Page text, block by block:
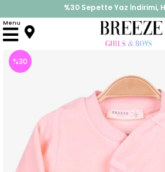
%30 Sepette Yaz İndirimi,
İndirimlere ek %10 İndirimi Kap,
Menu
Anasayfa Tulum Kız Bebek Tulum Fil Nakışlı Şapkalı Set Somon (6 Ay)
%30